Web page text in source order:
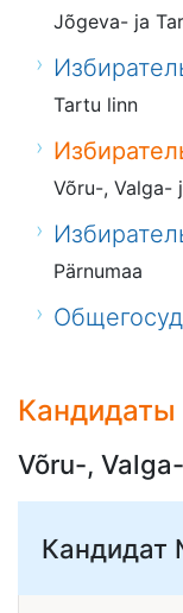
Jõgeva- ja
Tartu linn
Võru-, Valga-
Pärnumaa
Кандидаты
Võru-,
Кандидат